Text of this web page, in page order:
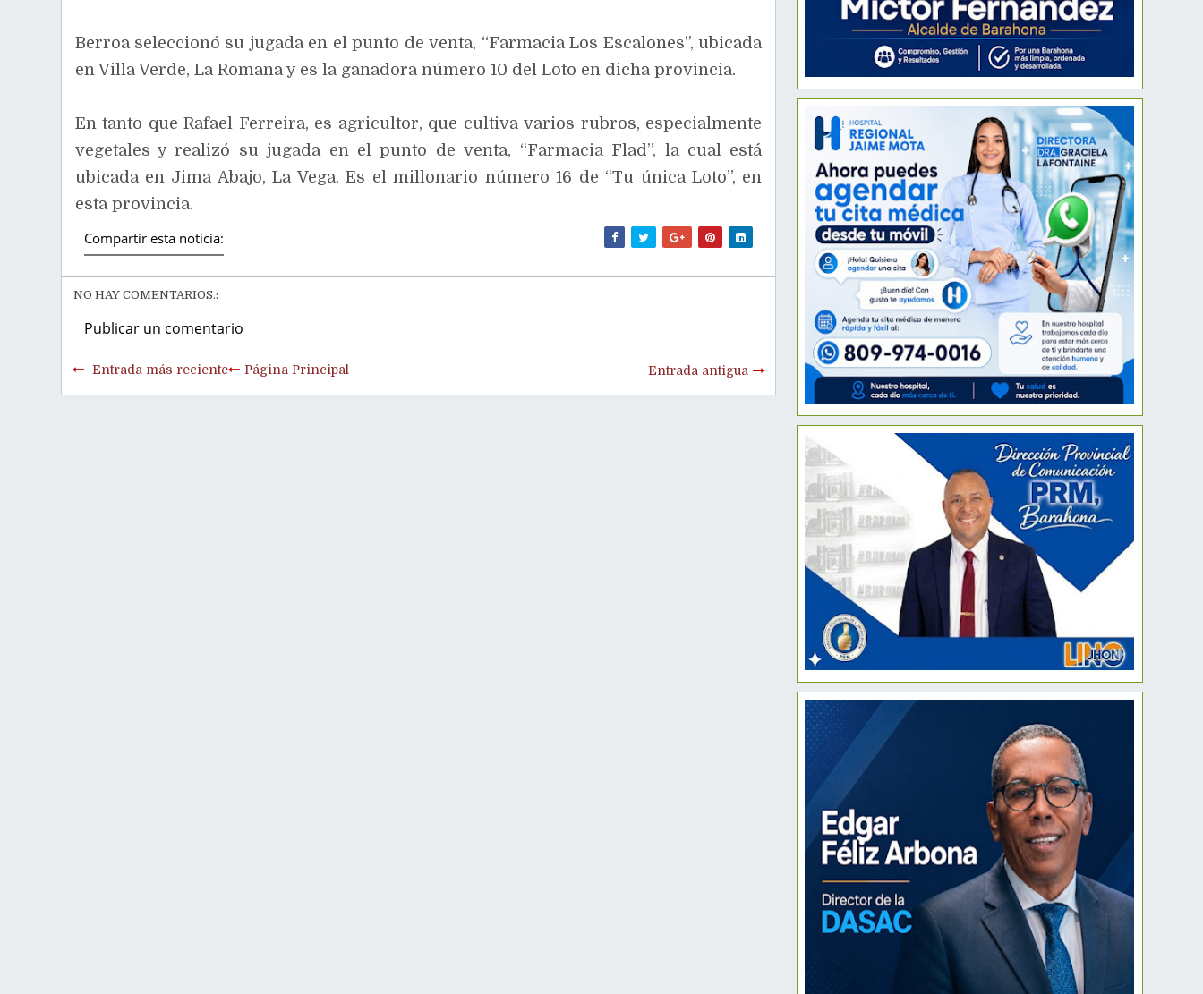
Berroa seleccionó su jugada en el punto de venta, “Farmacia Los Escalones”, ubicada
en Villa Verde, La Romana y es la ganadora número 10 del Loto en dicha provincia.
En tanto que Rafael Ferreira, es agricultor, que cultiva varios rubros, especialmente
vegetales y realizó su jugada en el punto de venta, “Farmacia Flad”, la cual está
ubicada en Jima Abajo, La Vega. Es el millonario número 16 de “Tu única Loto”, en
esta provincia.
Compartir esta noticia:
NO HAY COMENTARIOS.:
Publicar un comentario
Entrada más reciente Entrada antigua
Página Principal